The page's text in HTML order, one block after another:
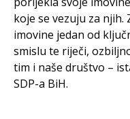
koje se vezuju za
imovine jedan od
smislu te riječi,
tim i naše društvo –
SDP-a BiH.